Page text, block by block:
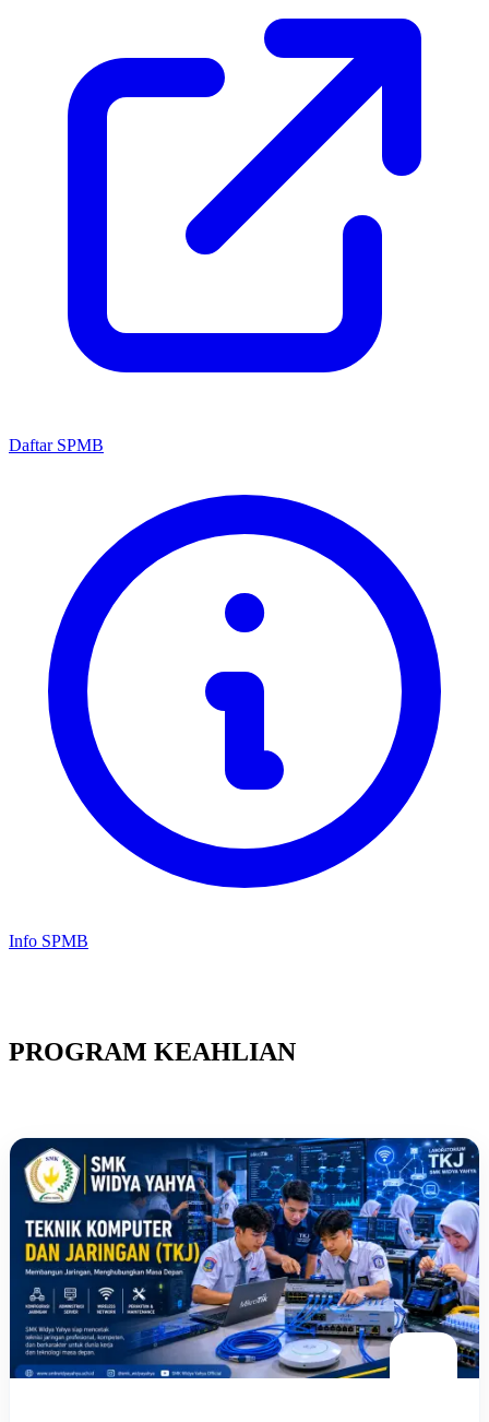
Daftar SPMB
Info SPMB
PROGRAM KEAHLIAN